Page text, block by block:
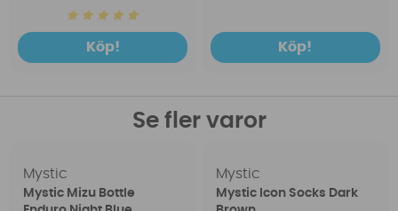
Köp! Köp!
Se fler varor
Mystic
Mystic Mizu Bottle
Mystic
Mystic Icon Socks Dark